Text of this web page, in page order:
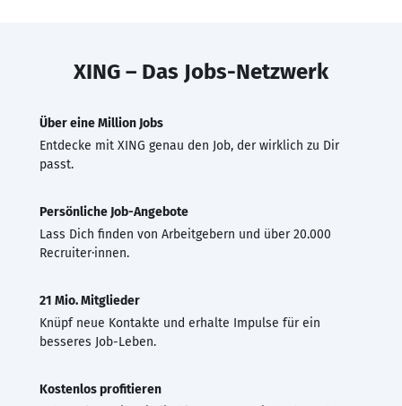
XING – Das Jobs-Netzwerk
Über eine Million Jobs
Entdecke mit XING genau den Job, der wirklich zu Dir
passt.
Persönliche Job-Angebote
Lass Dich finden von Arbeitgebern und über 20.000
Recruiter·innen.
21 Mio. Mitglieder
Knüpf neue Kontakte und erhalte Impulse für ein
besseres Job-Leben.
Kostenlos profitieren